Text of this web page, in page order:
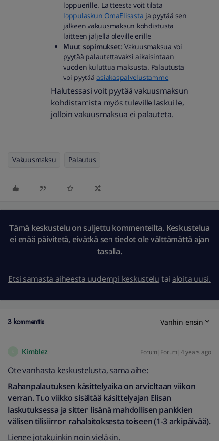
loppuerille. Laitteesta voit tilata
loppulaskun OmaElisasta ja pyytää sen
jälkeen vakuusmaksun kohdistusta
laitteen jäljellä oleville erille
Muut sopimukset: Vakuusmaksua voi
pyytää palautettavaksi aikaisintaan
vuoden kuluttua maksusta. Palautusta
voi pyytääasiakaspalvelustamme
Halutessasi voit pyytää vakuusmaksun
kohdistamista myös tuleville laskuille,
jolloin vakuusmaksua ei palauteta.
Vakuusmaksu Palautus
Tämä keskustelu on suljettu kommenteilta. Keskustelua
ei enää päivitetä, eivätkä sen tiedot ole välttämättä ajan
tasalla.
Etsi samasta aiheesta uudempi keskustelu tai aloita uusi.
3 kommenttia Vanhin ensin
Kimblez Forum|Forum|4 years ago
Ote vanhasta keskustelusta, sama aihe:
Rahanpalautuksen käsittelyaika on arvioltaan viikon
verran. Tuo viikko sisältää käsittelyajan Elisan
laskutuksessa ja sitten lisänä mahdollisen pankkien
välisen tilisiirron rahalaitoksesta toiseen (1-3 arkipäivää).
Lienee jotakuinkin noin vieläkin.